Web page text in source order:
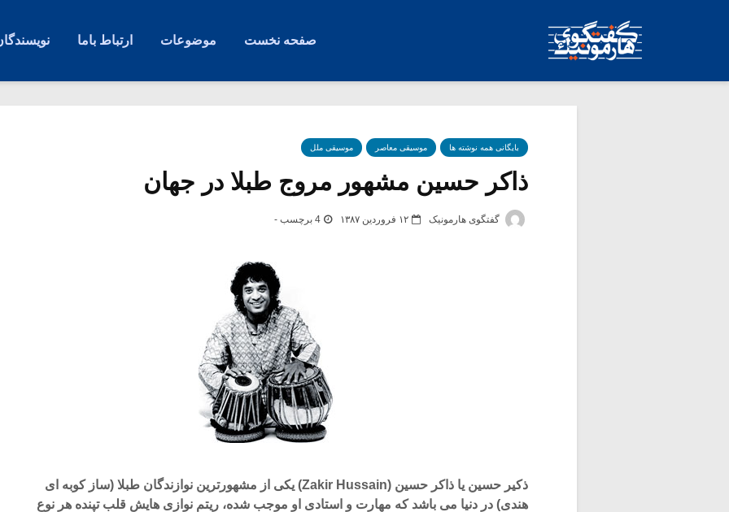
صفحه نخست موضوعات ارتباط باما
بایگانی همه نوشته ها موسیقی معاصر موسیقی ملل
ذاکر حسین مشهور مروج طبلا در جهان
گفتگوی هارمونیک ۱۲ فروردین ۱۳۸۷ 4 برچسب -
ذکیر حسین یا ذاکر حسین (Zakir Hussain) یکی از مشهورترین نوازندگان طبلا (ساز کوبه ای
هندی) در دنیا می باشد که مهارت و استادی او موجب شده، ریتم نوازی هایش قلب تپنده هر نوع